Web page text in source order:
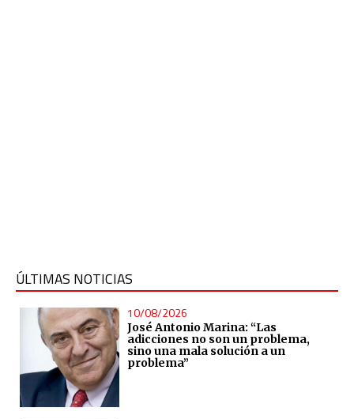
ÚLTIMAS NOTICIAS
10/08/2026
José Antonio Marina: “Las
adicciones no son un problema,
sino una mala solución a un
problema”